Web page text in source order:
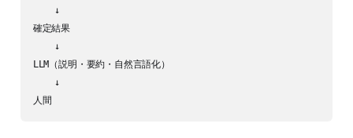
    ↓
確定結果
    ↓
LLM（説明・要約・自然言語化）
    ↓
人間